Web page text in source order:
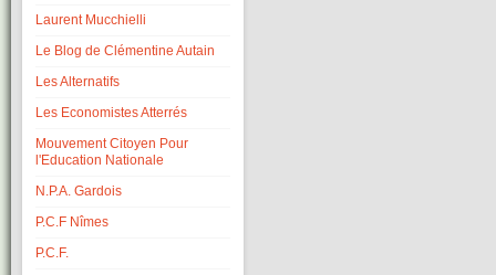
Laurent Mucchielli
Le Blog de Clémentine Autain
Les Alternatifs
Les Economistes Atterrés
Mouvement Citoyen Pour
l'Education Nationale
N.P.A. Gardois
P.C.F Nîmes
P.C.F.